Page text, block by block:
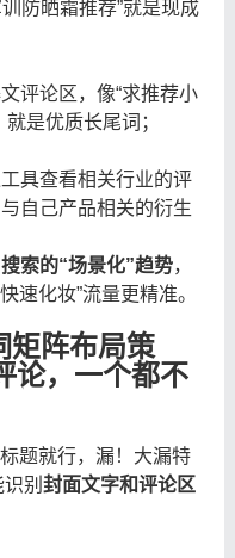
防晒霜推荐”就是现成
评论区，像“求推荐小
是优质长尾词；
具查看相关行业的评
自己产品相关的衍生
索的“场景化”趋势，
速化妆”流量更精准。
矩阵布局策
论，一个都不
题就行，漏！大漏特
别 封面文字和评论区